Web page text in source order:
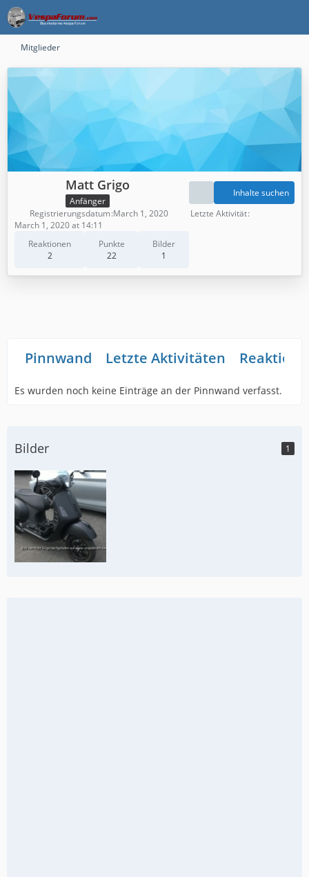
Mitglieder
Matt Grigo
Anfänger
Reaktionen
2
Punkte
22
Bilder
1
Inhalte suchen
Registrierungsdatum March 1, 2020
Letzte Aktivität
March 1, 2020 at 14:11
Pinnwand Letzte Aktivitäten
Es wurden noch keine Einträge an der Pinnwand verfasst.
Bilder 1